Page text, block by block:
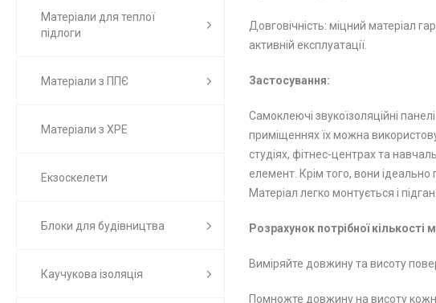
Матеріали для теплої
підлоги
Матеріали з ППЄ
Матеріали з ХРЕ
Екзоскелети
Блоки для будівництва
Каучукова ізоляція
Довговічність: міцний матеріал
активній експлуатації.
Застосування:
Самоклеючі звукоїзоляційні
приміщеннях їх можна
студіях, фітнес-центрах та
елемент. Крім того, вони
Матеріал легко монтується і
Розрахунок потрібної кількості
Виміряйте довжину та висоту
Помножте довжину на висоту